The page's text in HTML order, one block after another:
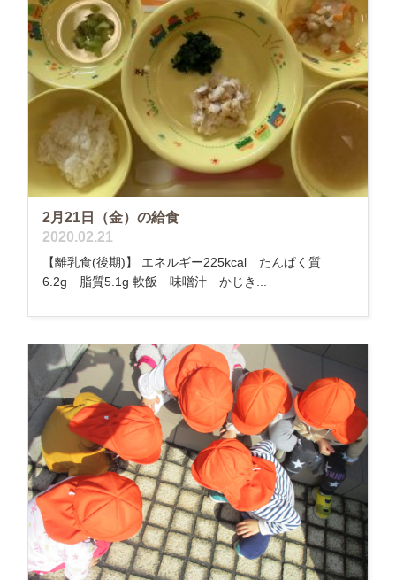
2月21日（金）の給食
2020.02.21
【離乳食(後期)】 エネルギー225kcal たんぱく質
6.2g 脂質5.1g 軟飯 味噌汁 かじき...